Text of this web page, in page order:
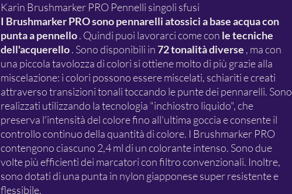
Karin Brushmarker PRO Pennelli singoli sfusi
I Brushmarker PRO sono pennarelli atossici a base acqua con
punta a pennello. Quindi puoi lavorarci come con le tecniche
dell'acquerello. Sono disponibili in72 tonalità diverse , ma con
una piccola tavolozza di colori si ottiene molto di più grazie alla
miscelazione: i colori possono essere miscelati, schiariti e creati
attraverso transizioni tonali toccando le punte dei pennarelli. Sono
realizzati utilizzando la tecnologia "inchiostro liquido", che
preserva l'intensità del colore fino all'ultima goccia e consente il
controllo continuo della quantità di colore. I Brushmarker PRO
contengono ciascuno 2,4 ml di un colorante intenso. Sono due
volte più efficienti dei marcatori con filtro convenzionali. Inoltre,
sono dotati di una punta in nylon giapponese super resistente e
flessibile.